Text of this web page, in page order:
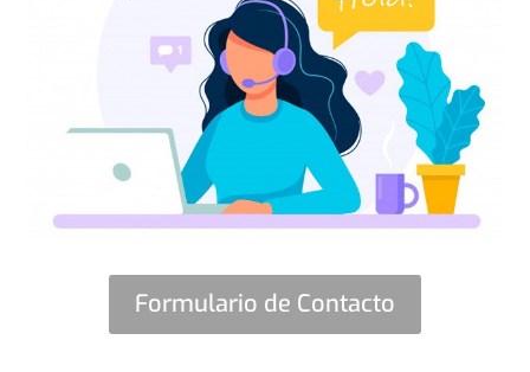
Formulario de Contacto